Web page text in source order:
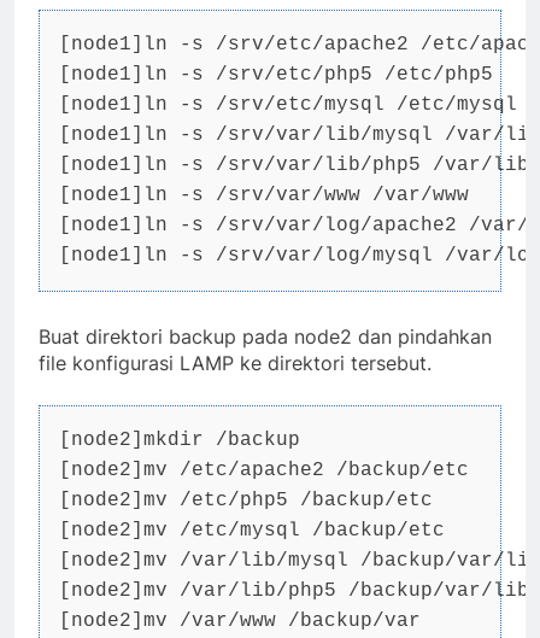
[node1]ln -s /srv/etc/apache2 /etc/
[node1]ln -s /srv/etc/php5 /etc/php5
[node1]ln -s /srv/etc/mysql /etc/mysql
[node1]ln -s /srv/var/lib/mysql /var/
[node1]ln -s /srv/var/lib/php5 /var/lib/
[node1]ln -s /srv/var/www /var/www
[node1]ln -s /srv/var/log/apache2 /var/
[node1]ln -s /srv/var/log/mysql /var/
Buat direktori backup pada node2 dan pindahkan
file konfigurasi LAMP ke direktori tersebut.
[node2]mkdir /backup
[node2]mv /etc/apache2 /backup/etc
[node2]mv /etc/php5 /backup/etc
[node2]mv /etc/mysql /backup/etc
[node2]mv /var/lib/mysql /backup/var/lib
[node2]mv /var/lib/php5 /backup/var/lib
[node2]mv /var/www /backup/var